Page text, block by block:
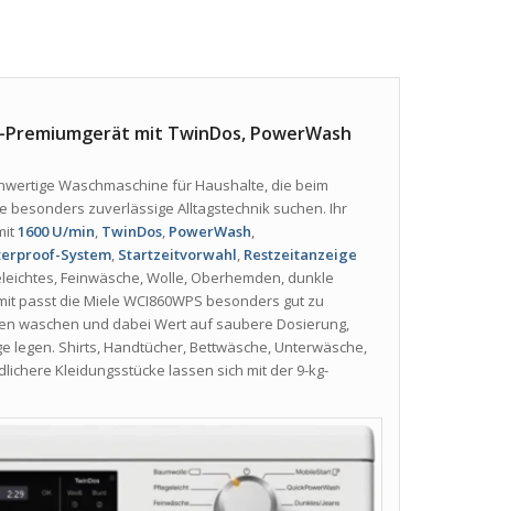
Premiumgerät mit TwinDos, PowerWash
Waschmaschine für Haushalte, die beim
besonders zuverlässige Alltagstechnik suchen. Ihr
1600 U/min, TwinDos, PowerWash,
System, Startzeitvorwahl, Restzeitanzeige
Feinwäsche, Wolle, Oberhemden, dunkle
passt die Miele WCI860WPS besonders gut zu
waschen und dabei Wert auf saubere Dosierung,
Shirts, Handtücher, Bettwäsche, Unterwäsche,
Kleidungsstücke lassen sich mit der 9-kg-